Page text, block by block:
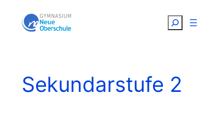
Inhalt
Suchen
Sekundarstufe 2